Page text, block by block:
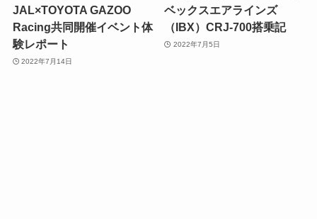
JAL×TOYOTA GAZOO
Racing共同開催イベント体
験レポート
2022年7月14日
ベックスエアラインズ
（IBX）CRJ-700搭乗記
2022年7月5日